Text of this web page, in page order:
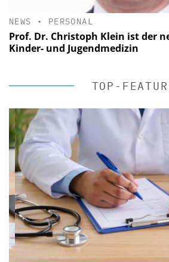
NEWS • PERSONAL
Prof. Dr. Christoph Klein ist der
Kinder- und Jugendmedizin
TOP-